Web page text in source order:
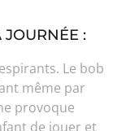
:
Le bob
même par
provoque
de jouer et